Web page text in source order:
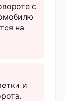
с
на
и